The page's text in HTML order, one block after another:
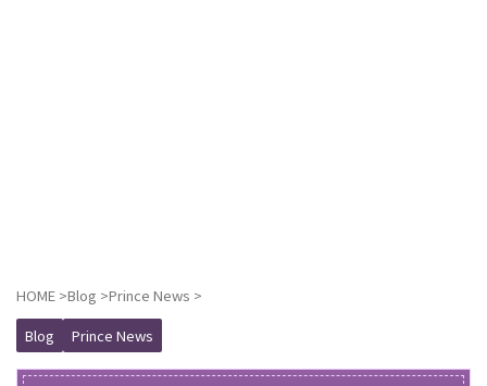
HOME >Blog >Prince News >
Blog
Prince News